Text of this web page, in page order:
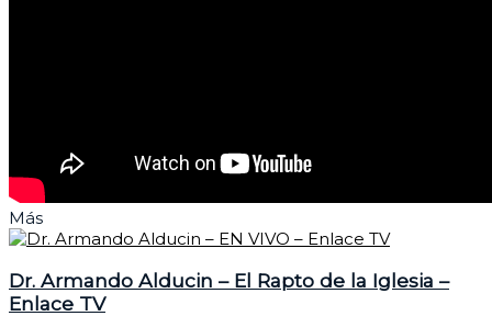
Más
Dr. Armando Alducin – El Rapto de la Iglesia –
Enlace TV